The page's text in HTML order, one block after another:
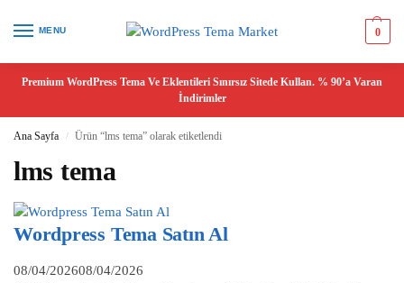
MENU 0
Premium WordPress Tema Ve Eklentileri Sınırsız Sitede Kullan. % 90’a Varan
İndirimler
Ana Sayfa / Ürün “lms tema” olarak etiketlendi
lms tema
Wordpress Tema Satın Al
08/04/202608/04/2026